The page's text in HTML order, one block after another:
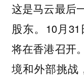
这是马云最后
股东。10月
将在香港召开
境和外部挑战